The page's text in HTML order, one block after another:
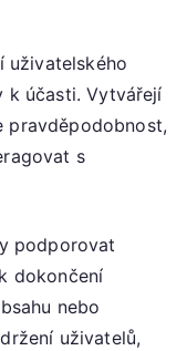
uživatelského
k účasti. Vytvářejí
pravděpodobnost,
s
podporovat
dokončení
nebo
uživatelů,